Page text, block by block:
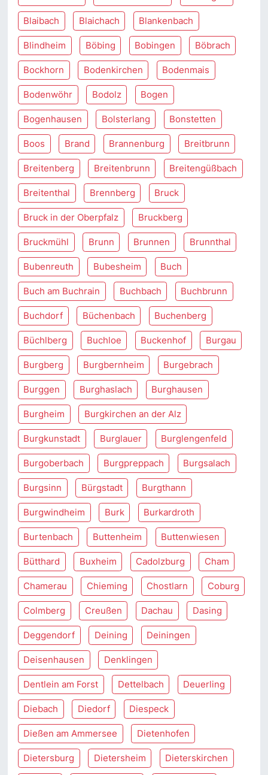
Blaibach Blaichach Blankenbach
Blindheim Böbing Bobingen Böbrach
Bockhorn Bodenkirchen Bodenmais
Bodenwöhr Bodolz Bogen
Bogenhausen Bolsterlang Bonstetten
Boos Brand Brannenburg Breitbrunn
Breitenberg Breitenbrunn Breitengüßbach
Breitenthal Brennberg Bruck
Bruck in der Oberpfalz Bruckberg
Bruckmühl Brunn Brunnen Brunnthal
Bubenreuth Bubesheim Buch
Buch am Buchrain Buchbach Buchbrunn
Buchdorf Büchenbach Buchenberg
Büchlberg Buchloe Buckenhof Burgau
Burgberg Burgbernheim Burgebrach
Burggen Burghaslach Burghausen
Burgheim Burgkirchen an der Alz
Burgkunstadt Burglauer Burglengenfeld
Burgoberbach Burgpreppach Burgsalach
Burgsinn Bürgstadt Burgthann
Burgwindheim Burk Burkardroth
Burtenbach Buttenheim Buttenwiesen
Bütthard Buxheim Cadolzburg Cham
Chamerau Chieming Chostlarn Coburg
Colmberg Creußen Dachau Dasing
Deggendorf Deining Deiningen
Deisenhausen Denklingen
Dentlein am Forst Dettelbach Deuerling
Diebach Diedorf Diespeck
Dießen am Ammersee Dietenhofen
Dietersburg Dietersheim Dieterskirchen